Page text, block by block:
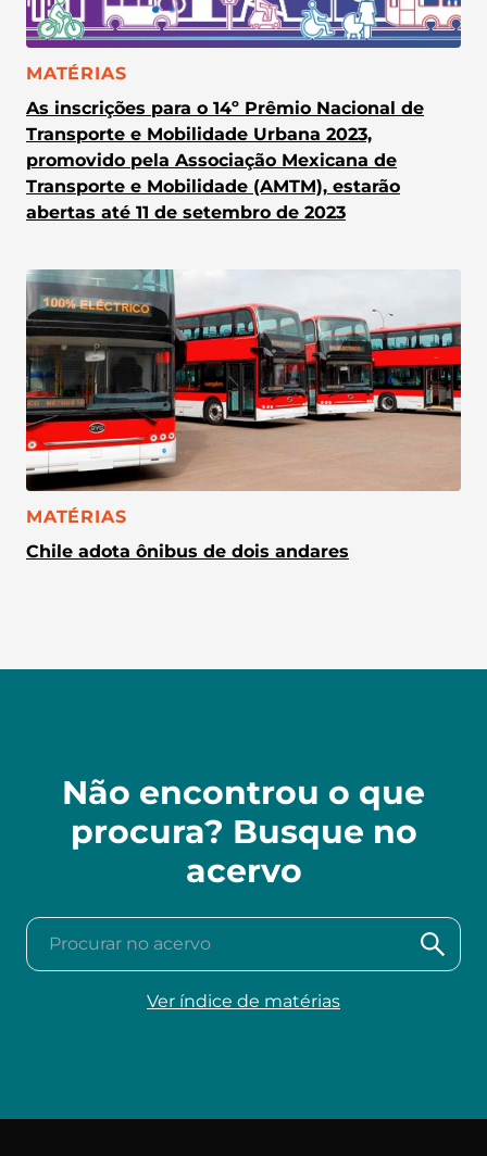
CATEGORIA:
MATÉRIAS
As inscrições para o 14º Prêmio Nacional de
Transporte e Mobilidade Urbana 2023,
promovido pela Associação Mexicana de
Transporte e Mobilidade (AMTM), estarão
abertas até 11 de setembro de 2023
CATEGORIA:
MATÉRIAS
Chile adota ônibus de dois andares
Não encontrou o que
procura? Busque no
acervo
Procurar no acervo
Ver índice de matérias